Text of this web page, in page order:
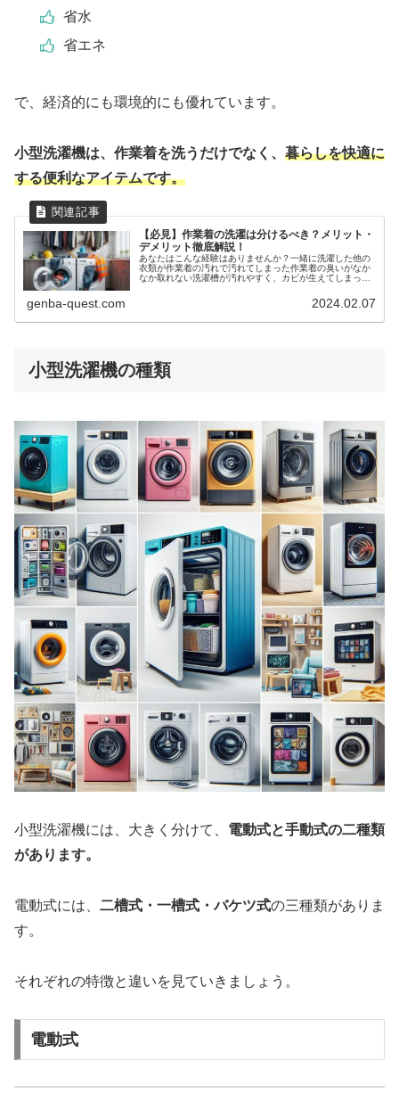
省水
省エネ
で、経済的にも環境的にも優れています。
小型洗濯機は、作業着を洗うだけでなく、 暮らしを快適に
する便利なアイテムです。
【必見】作業着の洗濯は分けるべき？メリット・
デメリット徹底解説！
あなたはこんな経験はありませんか？一緒に洗濯した他の
衣類が作業着の汚れで汚れてしまった作業着の臭いがなか
なか取れない洗濯槽が汚れやすく、カビが生えてしまった
genba-quest.com 2024.02.07
小型洗濯機の種類
小型洗濯機には、大きく分けて、 電動式と手動式の二種類
があります。
電動式には、 二槽式・一槽式・バケツ式の三種類がありま
す。
それぞれの特徴と違いを見ていきましょう。
電動式